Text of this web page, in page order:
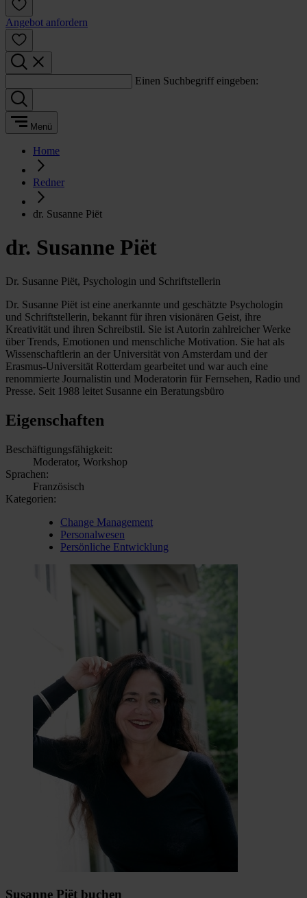
Angebot anfordern
Einen Suchbegriff eingeben:
Menü
Home
Redner
dr. Susanne Piët
dr. Susanne Piët
Dr. Susanne Piët, Psychologin und Schriftstellerin
Dr. Susanne Piët ist eine anerkannte und geschätzte Psychologin
und Schriftstellerin, bekannt für ihren visionären Geist, ihre
Kreativität und ihren Schreibstil. Sie ist Autorin zahlreicher Werke
über Trends, Emotionen und menschliche Motivation. Sie hat als
Wissenschaftlerin an der Universität von Amsterdam und der
Erasmus-Universität Rotterdam gearbeitet und war auch eine
renommierte Journalistin und Moderatorin für Fernsehen, Radio und
Presse. Seit 1988 leitet Susanne ein Beratungsbüro
Eigenschaften
Beschäftigungsfähigkeit:
Moderator, Workshop
Sprachen:
Französisch
Kategorien:
Change Management
Personalwesen
Persönliche Entwicklung
Susanne Piët buchen